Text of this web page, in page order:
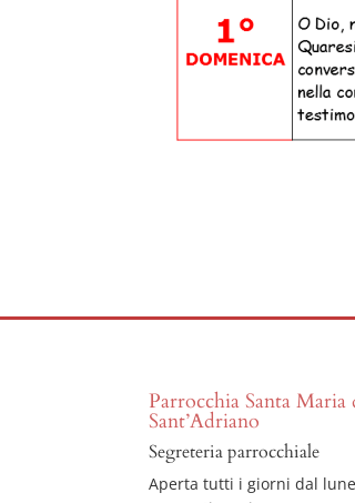
Parrocchia Santa Maria
Sant’Adriano
Segreteria parrocchiale
Aperta tutti i giorni dal